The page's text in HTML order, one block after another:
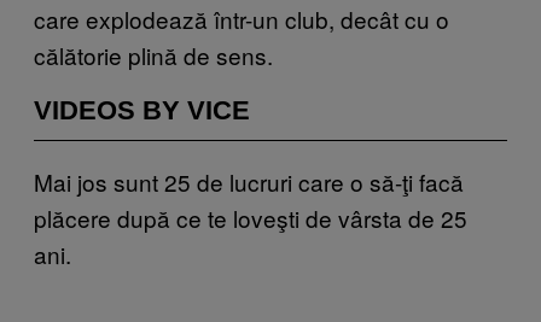
care explodează într-un club, decât cu o
călătorie plină de sens.
VIDEOS BY VICE
Mai jos sunt 25 de lucruri care o să-ţi facă
plăcere după ce te loveşti de vârsta de 25
ani.